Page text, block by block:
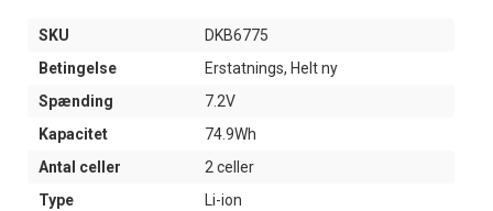
SKU
DKB6775
Betingelse
Erstatnings, Helt ny
Spænding
7.2V
Kapacitet
74.9Wh
Antal celler
2 celler
Type
Li-ion